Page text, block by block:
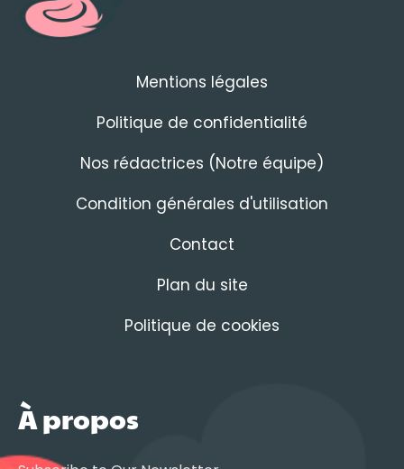
Mentions légales
Politique de confidentialité
Nos rédactrices (Notre équipe)
Condition générales d'utilisation
Contact
Plan du site
Politique de cookies
À propos